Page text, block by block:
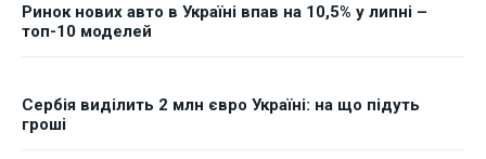
Ринок нових авто в Україні впав на 10,5% у липні –
топ-10 моделей
Сербія виділить 2 млн євро Україні: на що підуть
гроші